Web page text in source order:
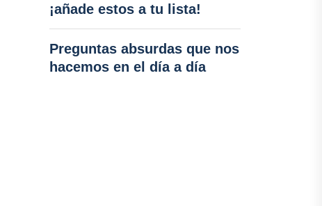
¡añade estos a tu lista!
Preguntas absurdas que nos
hacemos en el día a día